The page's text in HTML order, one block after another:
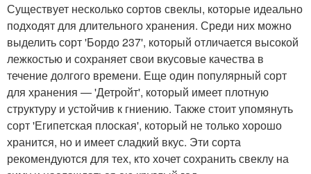
Существует несколько сортов свеклы, которые идеально
подходят для длительного хранения. Среди них можно
выделить сорт 'Бордо 237', который отличается высокой
лежкостью и сохраняет свои вкусовые качества в
течение долгого времени. Еще один популярный сорт
для хранения — 'Детройт', который имеет плотную
структуру и устойчив к гниению. Также стоит упомянуть
сорт 'Египетская плоская', который не только хорошо
хранится, но и имеет сладкий вкус. Эти сорта
рекомендуются для тех, кто хочет сохранить свеклу на